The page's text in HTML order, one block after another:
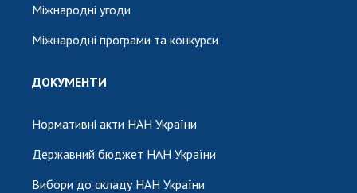
Міжнародні угоди
Міжнародні програми та конкурси
ДОКУМЕНТИ
Нормативні акти НАН України
Державний бюджет НАН України
Вибори до складу НАН України